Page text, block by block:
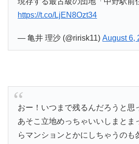
https://t.co/LjEN8Ozt34
— 亀井 理沙 (@ririsk11)August 6,
おー！いつまで残るんだろうと思
あそこ立地めっちゃいいしまとま
らマンションとかにしちゃうのも